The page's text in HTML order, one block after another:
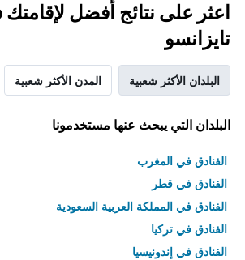
اعثر على نتائج أفضل لإقامتك
تايزانسو
البلدان الأكثر شعبية المدن الأكثر شعبية
البلدان التي يبحث عنها مستخدمونا
الفنادق في المغرب
الفنادق في قطر
الفنادق في المملكة العربية السعودية
الفنادق في تركيا
الفنادق في إندونيسيا